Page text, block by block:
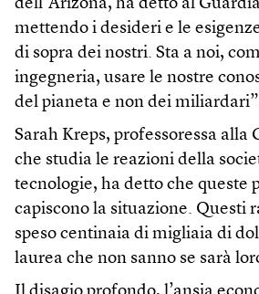
dell’Arizona, ha detto al
mettendo i desideri e le
di sopra dei nostri. Sta a noi,
ingegneria, usare le nostre
del pianeta e non dei
Sarah Kreps, professoressa alla
che studia le reazioni della
tecnologie, ha detto che queste
capiscono la situazione. Questi
speso centinaia di migliaia di
laurea che non sanno se sarà